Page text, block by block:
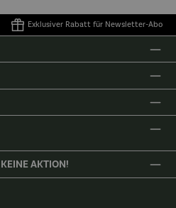
Paul Klee
Exklusiver Rabatt für Newsletter-Abo
AKTION!